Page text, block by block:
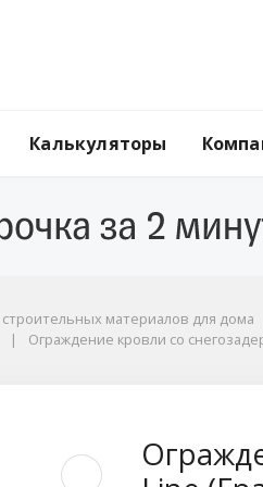
Калькуляторы
RAL 5005 (синий)
строительных материалов для дома
Ограждение кровли со